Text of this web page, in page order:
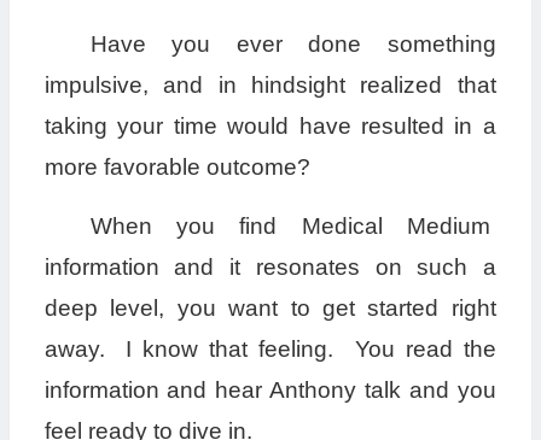
Have you ever done something
impulsive, and in hindsight realized that
taking your time would have resulted in a
more favorable outcome?
When you find Medical Medium
information and it resonates on such a
deep level, you want to get started right
away. I know that feeling. You read the
information and hear Anthony talk and you
feel ready to dive in.